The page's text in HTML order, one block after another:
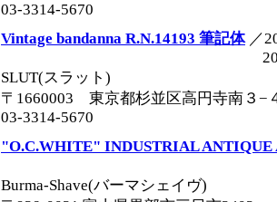
03-3314-5670
Vintage bandanna R.N.14193 筆記体／
SLUT(スラット)
〒1660003 東京都杉並区高円寺南３−
03-3314-5670
"O.C.WHITE" INDUSTRIAL
Burma-Shave(バーマシェイヴ)